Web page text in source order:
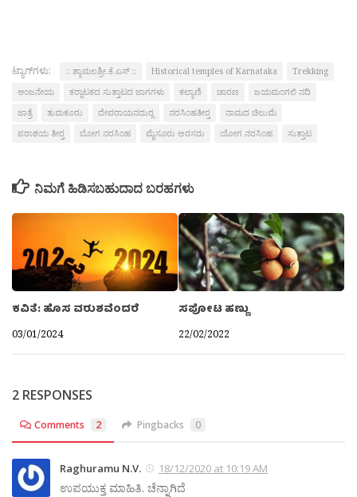
ಟ್ಯಾಗ್‌ಗಳು: :: ಶ್ಯಾಮಲಶ್ರೀ.ಕೆ.ಎಸ್ :: Historical temples of Karnataka
Trekking
ಆಂಜನೇಯ
ಕರ‍್ನಾಟಕದ ಸುತ್ತಾಟದ ಜಾಗಗಳು ಕಲ್ಯಾಣಿ ಚಾರಣ
ಜಯಮಂಗಲಿ ನದಿ
ಜಾತ್ರೆ
ತುಮಕೂರು ದೇವರಾಯನದುರ‍್ಗ ನರಸಿಂಹತೀರ‍್ತ
ನಾಮದ ಚಿಲುಮೆ
ಪರಾಶಯ ತೀರ‍್ತ
ಬೋಗ ನರಸಿಂಹ ಮೈಸೂರು ಅರಸರು ಯೋಗ ನರಸಿಂಹ ಸುತ್ತಾಟ
ನಿಮಗೆ ಹಿಡಿಸಬಹುದಾದ ಬರಹಗಳು
ಕವಿತೆ: ಹೊಸ ವರುಶವೆಂದರೆ
03/01/2024
ಸಪೋಟ ಹಣ್ಣು
22/02/2022
2 RESPONSES
Comments 2 Pingbacks 0
Raghuramu N.V. 18/12/2020 at 10:19 AM
ಉಪಯುಕ್ತ ಮಾಹಿತಿ. ಚೆನ್ನಾಗಿದೆ